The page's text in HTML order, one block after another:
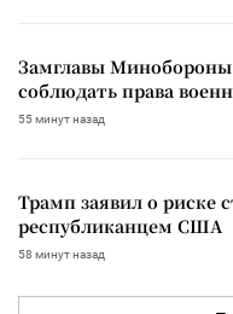
Замглавы
соблюдать права
55 минут назад
Трамп заявил о риске
республиканцем США
58 минут назад